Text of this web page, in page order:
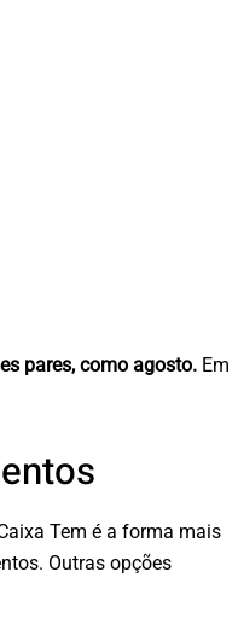
pares, como agosto. Em
Tem é a forma mais
Outras opções